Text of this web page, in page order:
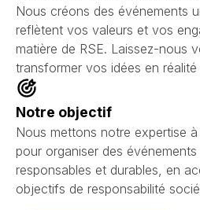
Nous créons des événements
reflètent vos valeurs et vos
matière de RSE. Laissez-nous
transformer vos idées en réalité
Notre objectif
Nous mettons notre expertise
pour organiser des
responsables et durables, en
objectifs de responsabilité